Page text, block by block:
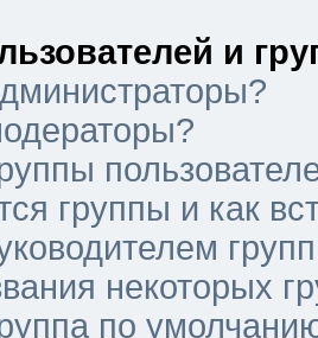
и
группы и как
некоторых
по